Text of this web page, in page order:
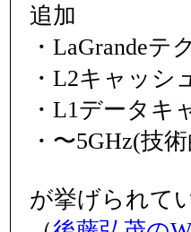
追加
・LaGrandeテ
・L2キャッシ
・L1データキ
・〜5GHz(技
が挙げられて